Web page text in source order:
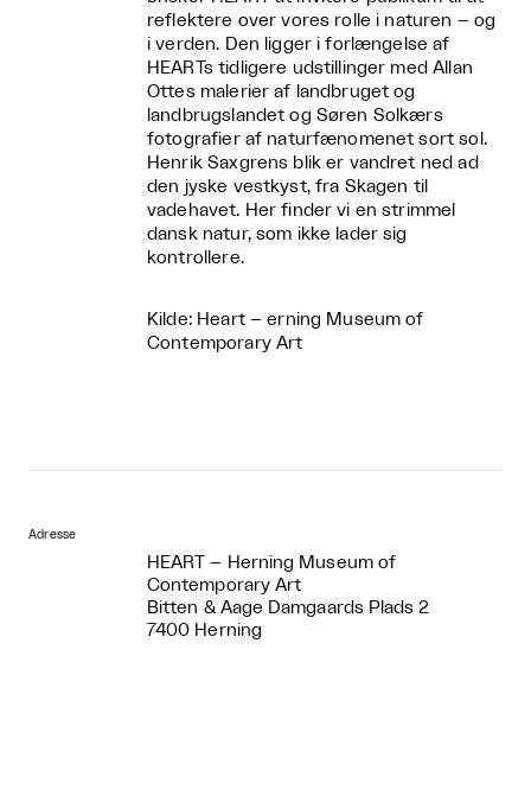
reflektere over vores rolle i naturen – og
i verden. Den ligger i forlængelse af
HEARTs tidligere udstillinger med Allan
Ottes malerier af landbruget og
landbrugslandet og Søren Solkærs
fotografier af naturfænomenet sort sol.
Henrik Saxgrens blik er vandret ned ad
den jyske vestkyst, fra Skagen til
vadehavet. Her finder vi en strimmel
dansk natur, som ikke lader sig
kontrollere.
Kilde: Heart – erning Museum of
Contemporary Art
Adresse
HEART – Herning Museum of
Contemporary Art
Bitten & Aage Damgaards Plads 2
7400 Herning